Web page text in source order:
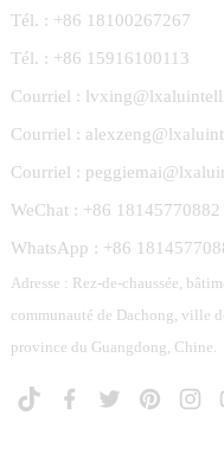
Tél. : +86 18100267267
Tél. : +86 15916100113
Courriel :
Courriel :
Courriel :
WeChat : +86 18145770882
WhatsApp : +86
Adresse : Rez-de-chaussée,
communauté de Dachong, ville
province du Guangdong, Chine.